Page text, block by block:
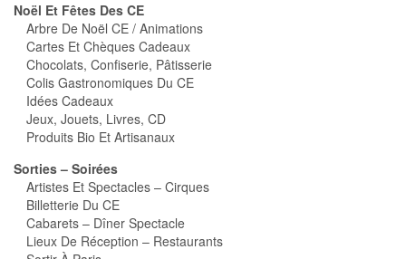
Noël Et Fêtes Des CE
Arbre De Noël CE / Animations
Cartes Et Chèques Cadeaux
Chocolats, Confiserie, Pâtisserie
Colis Gastronomiques Du CE
Idées Cadeaux
Jeux, Jouets, Livres, CD
Produits Bio Et Artisanaux
Sorties – Soirées
Artistes Et Spectacles – Cirques
Billetterie Du CE
Cabarets – Dîner Spectacle
Lieux De Réception – Restaurants